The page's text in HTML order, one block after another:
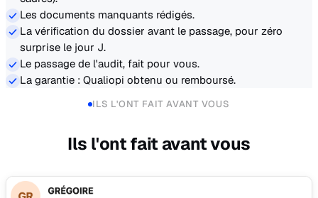
Les documents manquants rédigés.
La vérification du dossier avant le passage, pour zéro
surprise le jour J.
Le passage de l'audit, fait pour vous.
La garantie : Qualiopi obtenu ou remboursé.
ILS L'ONT FAIT AVANT VOUS
Ils l'ont fait avant vous